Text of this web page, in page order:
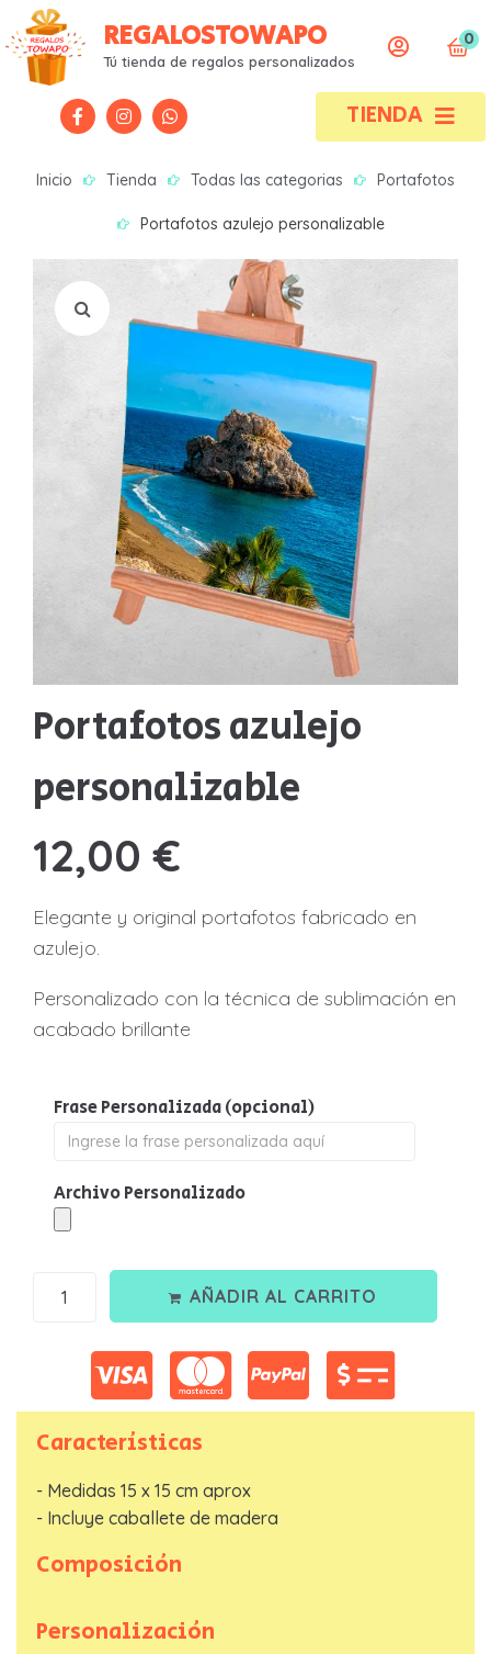
REGALOSTOWAPO
Tú tienda de regalos personalizados
TIENDA
0
Inicio Tienda Todas las categorias Portafotos
Portafotos azulejo personalizable
Portafotos azulejo
personalizable
12,00€
Elegante y original portafotos fabricado en
azulejo.
Personalizado con la técnica de sublimación en
acabado brillante
Frase Personalizada(opcional)
Archivo Personalizado
AÑADIR AL CARRITO
Características
- Medidas 15 x 15 cm aprox
- Incluye caballete de madera
Composición
Personalización
Todas las categorías
Alfombrillas
Bebes
Bodas / Bautizos / Comuniones
Bolsas / Mochilas / Tote bag
Botellas
Camisetas
Neceser
Portafotos
Sudaderas
QUIENES SOMOS
¿PREGUNTAS?
Todas las categorías
Alfombrillas
Bebes
Bodas / Bautizos / Comuniones
Bolsas / Mochilas / Tote bag
Botellas
Camisetas
Neceser
Portafotos
Sudaderas
Nombre*
Telefono *
Email*